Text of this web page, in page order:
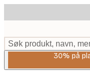
to
content.
Søk produkt, navn,
30% på